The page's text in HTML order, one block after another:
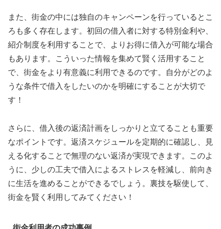
また、街金の中には独自のキャンペーンを行っているとこ
ろも多く存在します。初回の借入者に対する特別金利や、
紹介制度を利用することで、よりお得に借入が可能な場合
もあります。こういった情報を集めて賢く活用すること
で、街金をより有意義に利用できるのです。自分がどのよ
うな条件で借入をしたいのかを明確にすることが大切で
す！
さらに、借入後の返済計画をしっかりと立てることも重要
なポイントです。返済スケジュールを定期的に確認し、見
える化することで無理のない返済が実現できます。このよ
うに、少しの工夫で借入によるストレスを軽減し、前向き
に生活を進めることができるでしょう。裏技を駆使して、
街金を賢く利用してみてください！